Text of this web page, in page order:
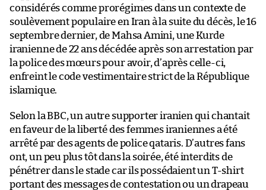
considérés comme prorégimes dans un contexte de
soulèvement populaire en Iran à la suite du décès, le 16
septembre dernier, de Mahsa Amini, une Kurde
iranienne de 22 ans décédée après son arrestation par
la police des mœurs pour avoir, d’après celle-ci,
enfreint le code vestimentaire strict de la République
islamique.
Selon la BBC, un autre supporter iranien qui chantait
en faveur de la liberté des femmes iraniennes a été
arrêté par des agents de police qataris. D’autres fans
ont, un peu plus tôt dans la soirée, été interdits de
pénétrer dans le stade car ils possédaient un T-shirt
portant des messages de contestation ou un drapeau